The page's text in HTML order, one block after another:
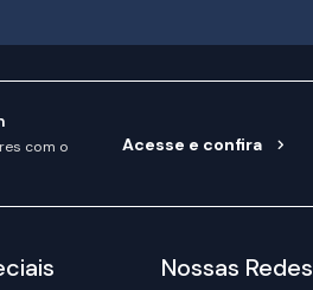
com o
Acesse e confira
Nossas Redes